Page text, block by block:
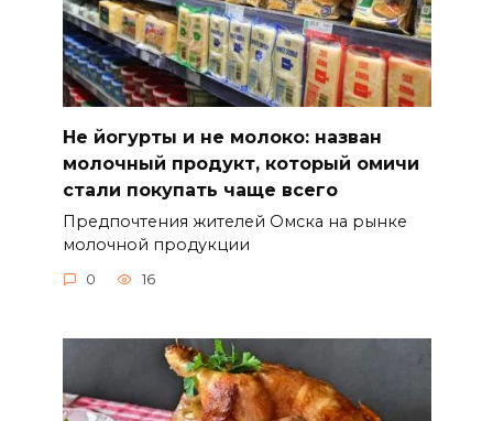
Не йогурты и не молоко: назван
молочный продукт, который омичи
стали покупать чаще всего
Предпочтения жителей Омска на рынке
молочной продукции
0 16